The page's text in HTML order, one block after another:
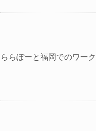
ららぽーと福岡でのワー